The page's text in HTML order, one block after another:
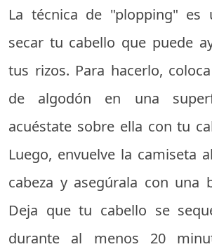
La técnica de "plopping" es
secar tu cabello que puede
tus rizos. Para hacerlo,
de algodón en una
acuéstate sobre ella con tu
Luego, envuelve la camiseta
cabeza y asegúrala con una
Deja que tu cabello se
durante al menos 20